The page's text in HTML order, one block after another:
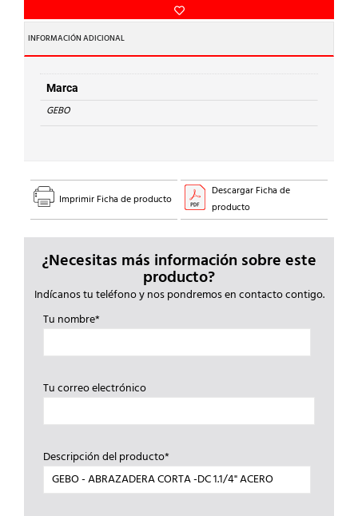
CORTA
-
DC
1.1/4"
ACERO
cantidad
INFORMACIÓN ADICIONAL
Marca
GEBO
Imprimir Ficha de producto
Descargar Ficha de
producto
¿Necesitas más información sobre este
producto?
Indícanos tu teléfono y nos pondremos en contacto contigo.
Tu nombre*
Tu correo electrónico
Descripción del producto*